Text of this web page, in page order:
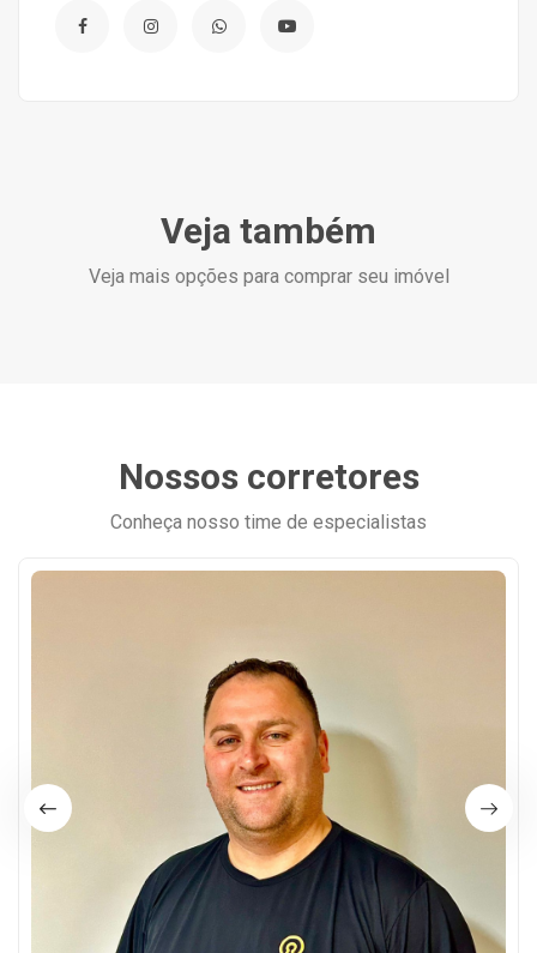
Veja também
Veja mais opções para comprar seu imóvel
Nossos corretores
Conheça nosso time de especialistas